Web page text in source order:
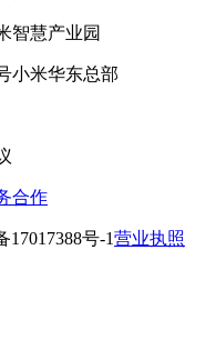
智慧产业园
小米华东总部
合作
17017388号-1营业执照